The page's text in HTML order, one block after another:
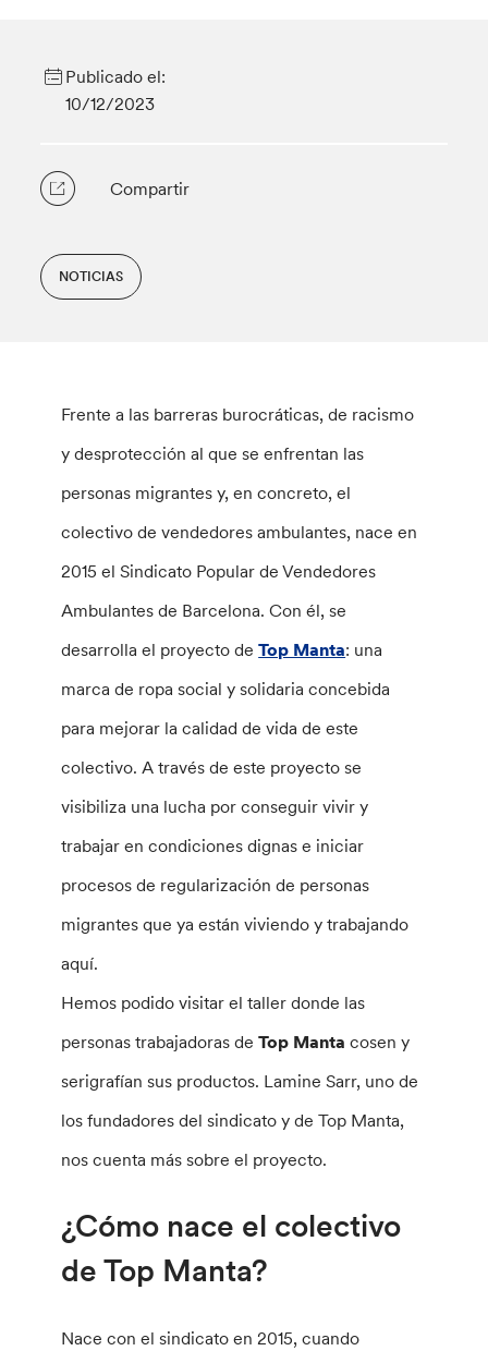
Publicado el:
10/12/2023
Compartir
NOTICIAS
Frente a las barreras burocráticas, de racismo
y desprotección al que se enfrentan las
personas migrantes y, en concreto, el
colectivo de vendedores ambulantes, nace en
2015 el Sindicato Popular de Vendedores
Ambulantes de Barcelona. Con él, se
desarrolla el proyecto deTop Manta: una
marca de ropa social y solidaria concebida
para mejorar la calidad de vida de este
colectivo. A través de este proyecto se
visibiliza una lucha por conseguir vivir y
trabajar en condiciones dignas e iniciar
procesos de regularización de personas
migrantes que ya están viviendo y trabajando
aquí.
Hemos podido visitar el taller donde las
personas trabajadoras deTop Manta cosen y
serigrafían sus productos. Lamine Sarr, uno de
los fundadores del sindicato y de Top Manta,
nos cuenta más sobre el proyecto.
¿Cómo nace el colectivo
de Top Manta?
Nace con el sindicato en 2015, cuando